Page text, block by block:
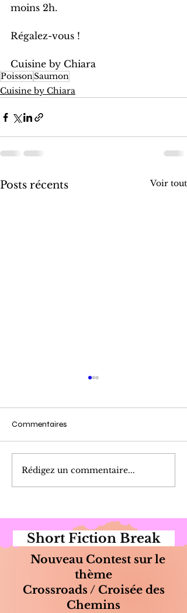
moins 2h.
Régalez-vous !
Cuisine by Chiara
PoissonSaumon
Cuisine by Chiara
Posts récents Voir tout
Cueillette du Matin
Commentaires
Rédigez un commentaire...
Short Fiction Break
Nouveau Contest sur le
thème
Crossroads / Croisée des
Chemins